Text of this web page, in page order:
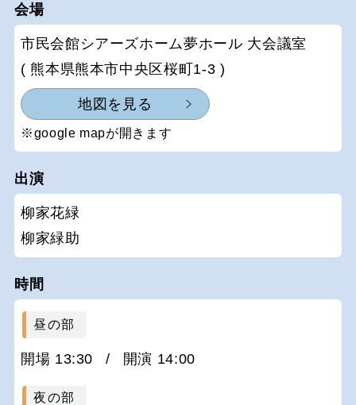
会場
市民会館シアーズホーム夢ホール 大会議室
( 熊本県熊本市中央区桜町1-3 )
地図を見る
※google mapが開きます
出演
柳家花緑
柳家緑助
時間
昼の部
開場 13:30 / 開演 14:00
夜の部